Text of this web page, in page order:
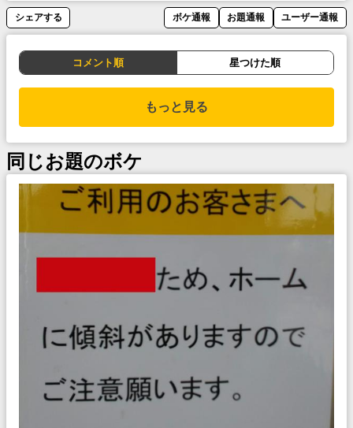
シェアする ボケ通報 お題通報 ユーザー通報
コメント順 星つけた順
もっと見る
同じお題のボケ